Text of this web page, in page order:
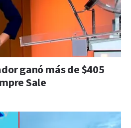
ganó más de $405
Sale